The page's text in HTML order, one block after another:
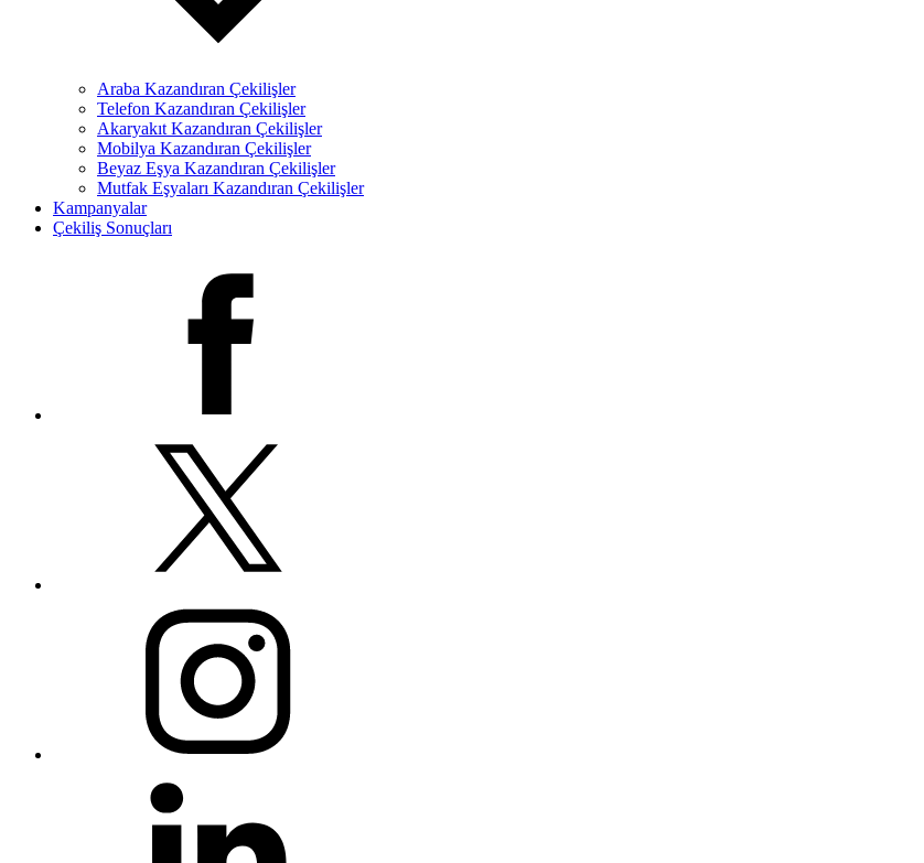
Araba Kazandıran Çekilişler
Telefon Kazandıran Çekilişler
Akaryakıt Kazandıran Çekilişler
Mobilya Kazandıran Çekilişler
Beyaz Eşya Kazandıran Çekilişler
Mutfak Eşyaları Kazandıran Çekilişler
Kampanyalar
Çekiliş Sonuçları